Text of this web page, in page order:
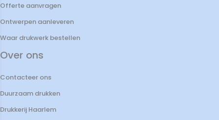
Offerte aanvragen
Ontwerpen aanleveren
Waar drukwerk bestellen
Over ons
Contacteer ons
Duurzaam drukken
Drukkerij Haarlem